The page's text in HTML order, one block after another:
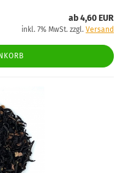
ab 4,60 EUR
inkl. 7% MwSt. zzgl. Versand